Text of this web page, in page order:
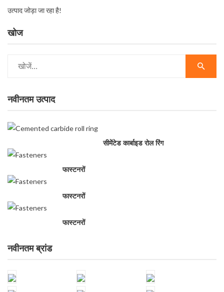
खोज
नवीनतम उत्पाद
सीमेंटेड कार्बाइड रोल रिंग
फास्टनरों
फास्टनरों
फास्टनरों
नवीनतम ब्रांड
उत्पाद जोड़ा जा रहा है!